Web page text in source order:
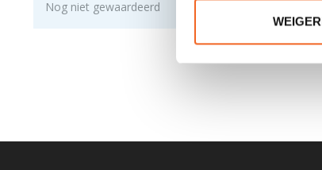
Nog niet gewaardeerd